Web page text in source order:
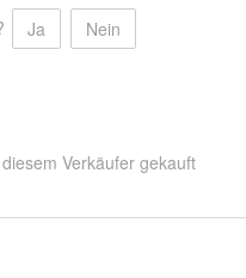
Ja
Nein
Verkäufer gekauft